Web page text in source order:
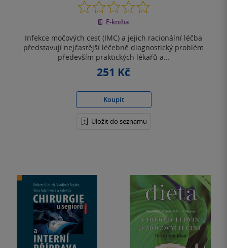
0.0
z
5
E-kniha
Infekce močových cest (IMC) a jejich racionální léčba
představují nejčastější léčebně diagnostický problém
především praktických lékařů a...
251 Kč
Koupit
Uložit do seznamu